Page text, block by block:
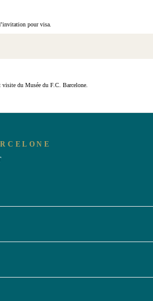
pour visa.
visite du Musée du F.C. Barcelone.